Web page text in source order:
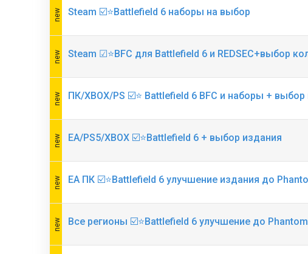
Steam ☑️⭐Battlefield 6 наборы на выбор
Steam ☑⭐BFC для Battlefield 6 и REDSEC+выбор
ПК/XBOX/PS ☑️⭐ Battlefield 6 BFC и наборы + выбор
EA/PS5/XBOX ☑️⭐Battlefield 6 + выбор издания
EA ПК ☑️⭐Battlefield 6 улучшение издания до
Все регионы ☑️⭐Battlefield 6 улучшение до